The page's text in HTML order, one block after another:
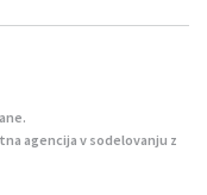
agencijav sodelovanju z